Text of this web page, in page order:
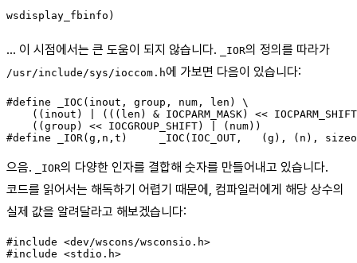
wsdisplay_fbinfo)
… 이 시점에서는 큰 도움이 되지 않습니다. _IOR의 정의를 따라가
/usr/include/sys/ioccom.h에 가보면 다음이 있습니다:
#define _IOC(inout, group, num, len) \
((inout) | (((len) & IOCPARM_MASK) <<
    ((group) << IOCGROUP_SHIFT) | (num))
으음. _IOR의 다양한 인자를 결합해 숫자를 만들어내고 있습니다.
코드를 읽어서는 해독하기 어렵기 때문에, 컴파일러에게 해당 상수의
실제 값을 알려달라고 해보겠습니다:
#include <dev/wscons/wsconsio.h>
#include <stdio.h>